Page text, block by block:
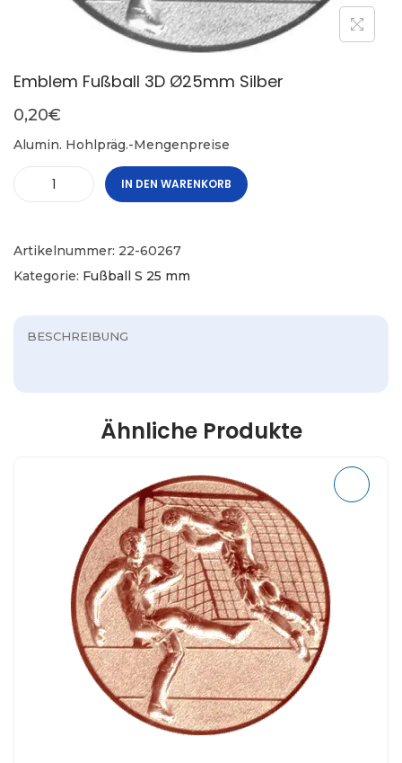
Emblem Fußball 3D Ø25mm Silber
0,20€
Alumin. Hohlpräg.-Mengenpreise
IN DEN WARENKORB
Artikelnummer: 22-60267
Kategorie: Fußball S 25 mm
BESCHREIBUNG
Ähnliche Produkte